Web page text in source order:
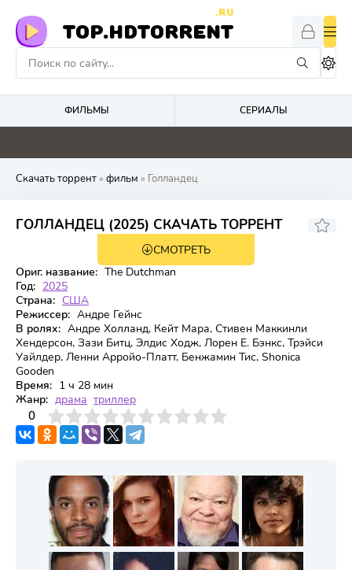
TOP.HDTORRENT
.RU
ФИЛЬМЫ СЕРИАЛЫ
4.1 5.2 5.1 0
Скачать торрент» фильм » Голландец
ГОЛЛАНДЕЦ (2025) СКАЧАТЬ ТОРРЕНТ
6.3
СМОТРЕТЬ
Ориг. название: The Dutchman
Год: 2025
Страна: США
Режиссер: Андре Гейнс
В ролях: Андре Холланд, Кейт Мара, Стивен Маккинли
Хендерсон, Зази Битц, Элдис Ходж, Лорен Е. Бэнкс, Трэйси
Уайлдер, Ленни Арройо-Платт, Бенжамин Тис, Shonica
Gooden
Время: 1 ч 28 мин
Жанр: драма триллер
0
4 6 7 8 9 10